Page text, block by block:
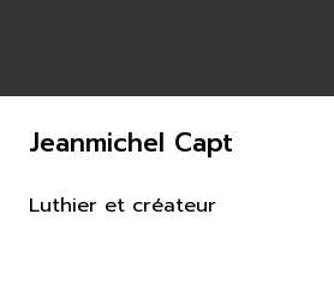
Jeanmichel Capt
Luthier et créateur